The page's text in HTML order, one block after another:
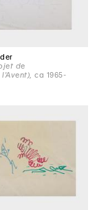
de
, ca 1965-